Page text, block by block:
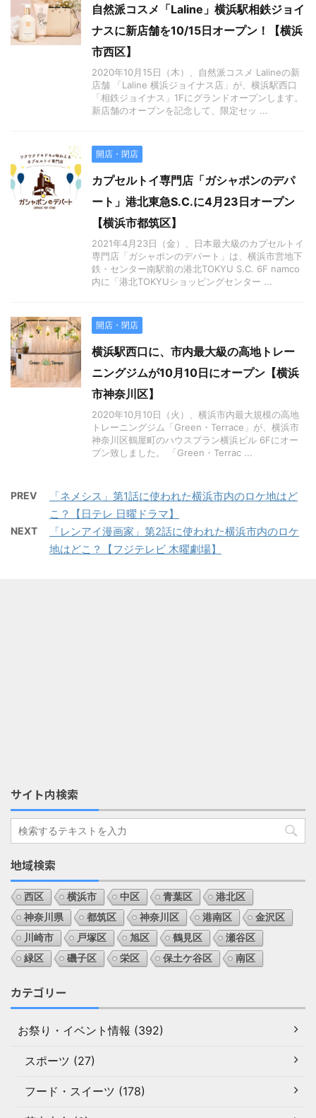
自然派コスメ「Laline」横浜駅相鉄ジョイ
ナスに新店舗を10/15日オープン！【横浜
市西区】
2020年10月15日（木）、自然派コスメ Lalineの新
店舗 「Laline 横浜ジョイナス店」が、横浜駅西口
「相鉄ジョイナス」1Fにグランドオープンします。
新店舗のオープンを記念して、限定セッ ...
開店・閉店
カプセルトイ専門店「ガシャポンのデパ
ート」港北東急S.C.に4月23日オープン
【横浜市都筑区】
2021年4月23日（金）、日本最大級のカプセルトイ
専門店「ガシャポンのデパート」は、横浜市営地下
鉄・センター南駅前の港北TOKYU S.C. 6F namco
内に「港北TOKYUショッピングセンター ...
開店・閉店
横浜駅西口に、市内最大級の高地トレー
ニングジムが10月10日にオープン【横浜
市神奈川区】
2020年10月10日（火）、横浜市内最大規模の高地
トレーニングジム「Green・Terrace」が、横浜市
神奈川区鶴屋町のハウスプラン横浜ビル 6Fにオー
プン致しました。 「Green・Terrac ...
PREV
「ネメシス」第1話に使われた横浜市内のロケ地はど
こ？【日テレ 日曜ドラマ】
NEXT
「レンアイ漫画家」第2話に使われた横浜市内のロケ
地はどこ？【フジテレビ 木曜劇場】
サイト内検索
地域検索
西区 横浜市 中区 青葉区
港北区
神奈川県
都筑区 神奈川区 港南区
金沢区
川崎市
戸塚区 旭区 鶴見区
瀬谷区
緑区
磯子区 栄区 保土ケ谷区 南区
カテゴリー
お祭り・イベント情報 (392)
スポーツ (27)
フード・スイーツ (178)